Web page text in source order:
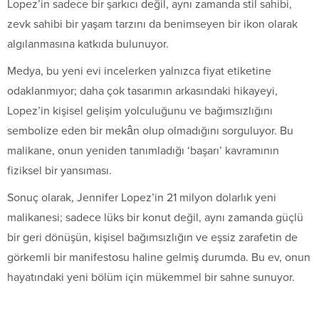
Lopez’in sadece bir şarkıcı değil, aynı zamanda stil sahibi,
zevk sahibi bir yaşam tarzını da benimseyen bir ikon olarak
algılanmasına katkıda bulunuyor.
Medya, bu yeni evi incelerken yalnızca fiyat etiketine
odaklanmıyor; daha çok tasarımın arkasındaki hikayeyi,
Lopez’in kişisel gelişim yolculuğunu ve bağımsızlığını
sembolize eden bir mekân olup olmadığını sorguluyor. Bu
malikane, onun yeniden tanımladığı ‘başarı’ kavramının
fiziksel bir yansıması.
Sonuç olarak, Jennifer Lopez’in 21 milyon dolarlık yeni
malikanesi; sadece lüks bir konut değil, aynı zamanda güçlü
bir geri dönüşün, kişisel bağımsızlığın ve eşsiz zarafetin de
görkemli bir manifestosu haline gelmiş durumda. Bu ev, onun
hayatındaki yeni bölüm için mükemmel bir sahne sunuyor.